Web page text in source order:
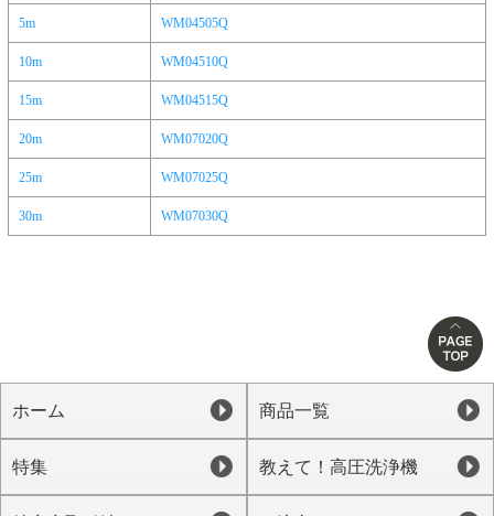
5m WM04505Q
10m WM04510Q
15m WM04515Q
20m WM07020Q
25m WM07025Q
30m WM07030Q
ホーム 商品一覧
特集 教えて！高圧洗浄機